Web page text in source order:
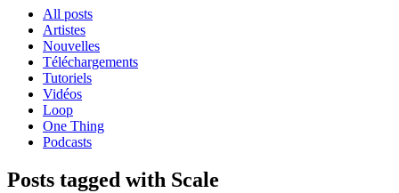
All posts
Artistes
Nouvelles
Téléchargements
Tutoriels
Vidéos
Loop
One Thing
Podcasts
Posts tagged with Scale